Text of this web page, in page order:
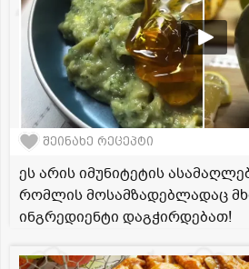
შეინახე რეცეპტი
ეს არის იმუნიტეტის
რომლის მოსამზადებლადაც
ინგრედიენტი დაგჭირდებათ!